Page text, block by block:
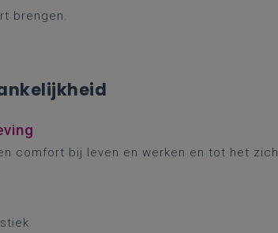
brengen.
comfort bij leven en werken en tot het zich